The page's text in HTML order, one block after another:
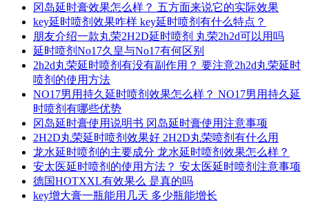
冈岛延时膏效果怎么样？ 五方面来说它的实际效果
key延时喷剂效果咋样 key延时喷剂有什么特点？
朋友介绍一款丸荣2H2D延时喷剂 丸荣2h2d可以用吗
延时喷剂No17久皇与No17有何区别
2h2d丸荣延时喷剂有没有副作用？ 要注意2h2d丸荣延时
喷剂的使用方法
NO17男用持久延时喷剂效果怎么样？ NO17男用持久延
时喷剂有哪些优势
冈岛延时膏使用说明书 冈岛延时膏使用注意事项
2H2D丸荣延时喷剂效果好 2H2D丸荣喷剂有什么用
龙水延时喷剂的主要成分 龙水延时喷剂效果怎么样？
安太医延时喷剂的使用方法？ 安太医延时喷剂注意事项
德国HOTXXL有效果么 是真的吗
key增大膏一瓶能用几天 多少瓶能增长